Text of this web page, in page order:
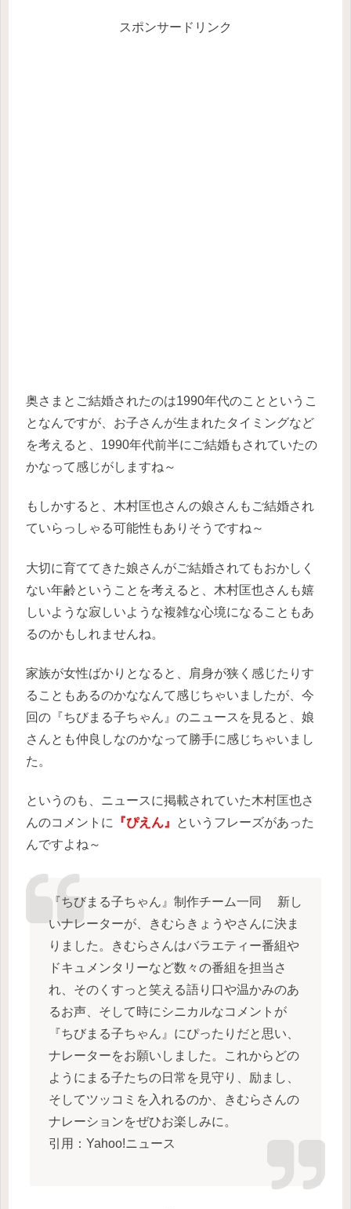
スポンサードリンク
奥さまとご結婚されたのは1990年代のことというこ
となんですが、お子さんが生まれたタイミングなど
を考えると、1990年代前半にご結婚もされていたの
かなって感じがしますね～
もしかすると、木村匡也さんの娘さんもご結婚され
ていらっしゃる可能性もありそうですね～
大切に育ててきた娘さんがご結婚されてもおかしく
ない年齢ということを考えると、木村匡也さんも嬉
しいような寂しいような複雑な心境になることもあ
るのかもしれませんね。
家族が女性ばかりとなると、肩身が狭く感じたりす
ることもあるのかななんて感じちゃいましたが、今
回の『ちびまる子ちゃん』のニュースを見ると、娘
さんとも仲良しなのかなって勝手に感じちゃいまし
た。
というのも、ニュースに掲載されていた木村匡也さ
んのコメントに
『ぴえん』
というフレーズがあった
んですよね～
『ちびまる子ちゃん』制作チーム一同 新し
いナレーターが、きむらきょうやさんに決ま
りました。きむらさんはバラエティー番組や
ドキュメンタリーなど数々の番組を担当さ
れ、そのくすっと笑える語り口や温かみのあ
るお声、そして時にシニカルなコメントが
『ちびまる子ちゃん』にぴったりだと思い、
ナレーターをお願いしました。これからどの
ようにまる子たちの日常を見守り、励まし、
そしてツッコミを入れるのか、きむらさんの
ナレーションをぜひお楽しみに。
引用：Yahoo!ニュース